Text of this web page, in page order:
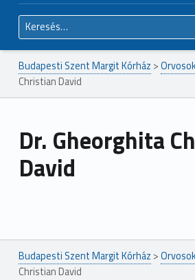
Keresés:
Budapesti Szent Margit Kórház >
Christian David
Dr. Gheorghita
David
Budapesti Szent Margit Kórház >
Christian David